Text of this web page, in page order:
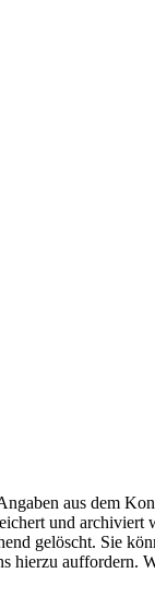
aus dem
und
gelöscht. Sie
hierzu auffordern.